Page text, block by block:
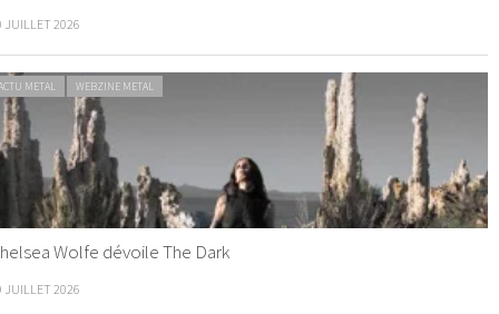
JUILLET 2026
METAL WEBZINE METAL
Wolfe dévoile The Dark
JUILLET 2026